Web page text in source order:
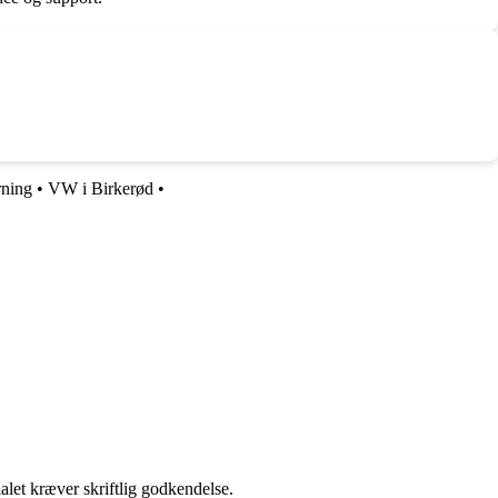
• VW i Birkerød •
kræver skriftlig godkendelse.